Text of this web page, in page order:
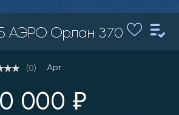
АЭРО Орлан 370
(0) Арт.:
000 ₽